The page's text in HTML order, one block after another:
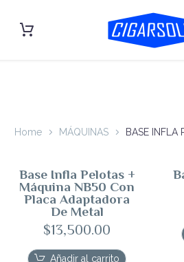
Home MÁQUINAS BASE INFLA
Base Infla Pelotas +
Máquina NB50 Con
Placa Adaptadora
De Metal
$13,500.00
Añadir al carrito